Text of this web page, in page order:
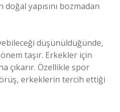
yapısını bozmadan
düşünüldüğünde,
taşır. Erkekler için
çıkarır. Özellikle spor
erkeklerin tercih ettiği